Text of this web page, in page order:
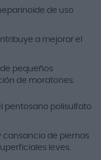
de uso
a mejorar el
pequeños
de moratones.
pentosano polisulfato
cansancio de piernas
leves.